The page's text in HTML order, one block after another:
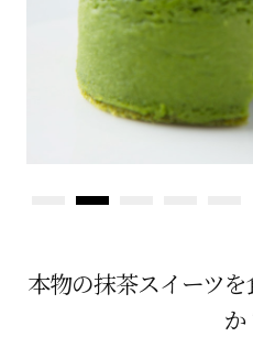
本物の抹茶スイーツ
か